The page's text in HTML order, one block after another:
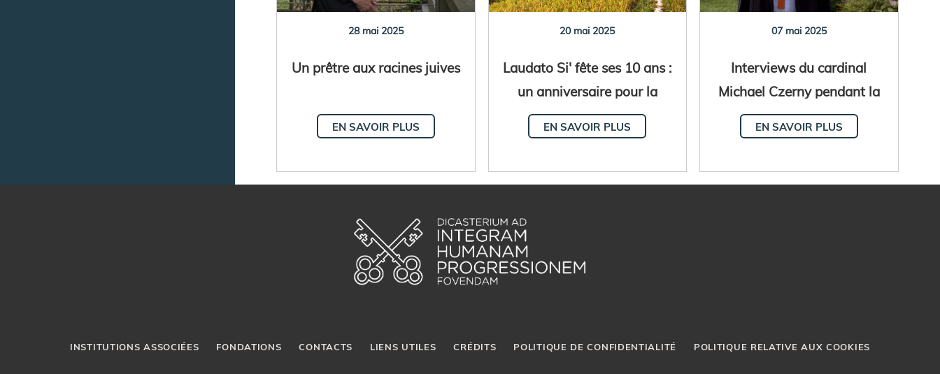
28 mai 2025
Un prêtre aux racines juives
EN SAVOIR PLUS
20 mai 2025
Laudato Si' fête ses 10 ans :
un anniversaire pour la
maison commune
EN SAVOIR PLUS
07 mai 2025
Interviews du cardinal
Michael Czerny pendant la
vacance du Saint-Siège
EN SAVOIR PLUS
INSTITUTIONS ASSOCIÉES FONDATIONS CONTACTS LIENS UTILES CRÉDITS POLITIQUE DE CONFIDENTIALITÉ POLITIQUE RELATIVE AUX COOKIES